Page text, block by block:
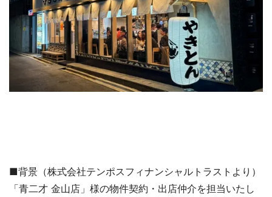
■背景（株式会社テンポスフィナンシャルトラストより）
「青二才 金山店」様の物件契約・出店仲介を担当いたし